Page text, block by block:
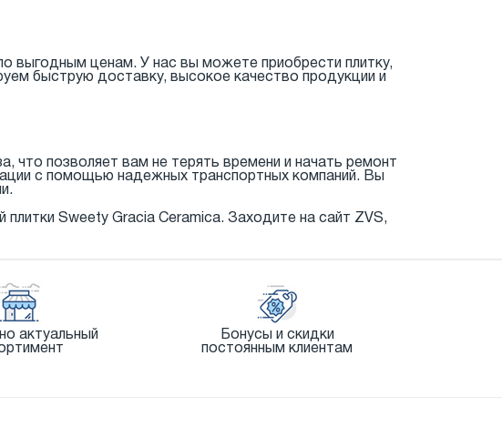
выгодным ценам. У нас вы можете приобрести плитку,
быструю доставку, высокое качество продукции и
что позволяет вам не терять времени и начать ремонт
с помощью надежных транспортных компаний. Вы
Sweety Gracia Ceramica. Заходите на сайт ZVS,
актуальный
Бонусы и скидки
постоянным клиентам